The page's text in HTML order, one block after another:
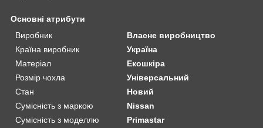
Основні атрибути
Виробник
Власне виробництво
Країна виробник
Україна
Матеріал
Екошкіра
Розмір чохла
Універсальний
Стан
Новий
Сумісність з маркою
Nissan
Сумісність з моделлю
Primastar